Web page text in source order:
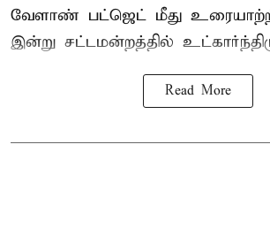
வேளாண் பட்ஜெட் மீது
இன்று சட்டமன்றத்தில்
Read More